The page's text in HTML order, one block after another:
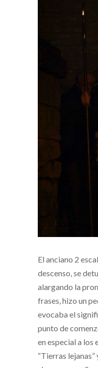
El anciano 2
descenso, se
alargando la
frases, hizo un
evocaba el
punto de
en especial a los
“Tierras